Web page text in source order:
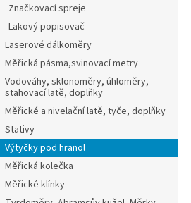
Značkovací spreje
Lakový popisovač
Laserové dálkoměry
Měřická pásma,svinovací metry
Vodováhy, sklonoměry, úhloměry,
stahovací latě, doplňky
Měřické a nivelační latě, tyče, doplňky
Stativy
Výtyčky pod hranol
Měřická kolečka
Měřické klínky